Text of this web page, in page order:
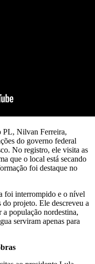
PL, Nilvan Ferreira,
do governo federal
No registro, ele visita as
que o local está secando
foi destaque no
foi interrompido e o nível
do projeto. Ele descreveu a
população nordestina,
serviram apenas para